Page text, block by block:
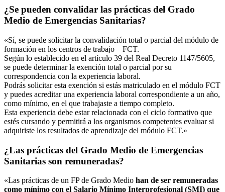
¿Se pueden convalidar las prácticas del Grado
Medio de Emergencias Sanitarias?
«Sí, se puede solicitar la convalidación total o parcial del módulo de
formación en los centros de trabajo – FCT.
Según lo establecido en el artículo 39 del Real Decreto 1147/5605,
se puede determinar la exención total o parcial por su
correspondencia con la experiencia laboral.
Podrás solicitar esta exención si estás matriculado en el módulo FCT
y puedes acreditar una experiencia laboral correspondiente a un año,
como mínimo, en el que trabajaste a tiempo completo.
Esta experiencia debe estar relacionada con el ciclo formativo que
estés cursando y permitirá a los organismos competentes evaluar si
adquiriste los resultados de aprendizaje del módulo FCT.»
¿Las prácticas del Grado Medio de Emergencias
Sanitarias son remuneradas?
«Las prácticas de un FP de Grado Medio han de ser remuneradas
como mínimo con el Salario Mínimo Interprofesional (SMI) que